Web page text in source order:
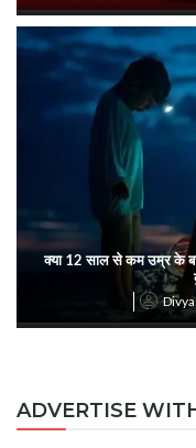
क्या 12 साल से कम उम्र के
ADVERTISE